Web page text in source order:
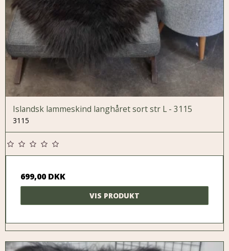
Islandsk lammeskind langhåret sort str L - 3115
3115
699,00 DKK
VIS PRODUKT